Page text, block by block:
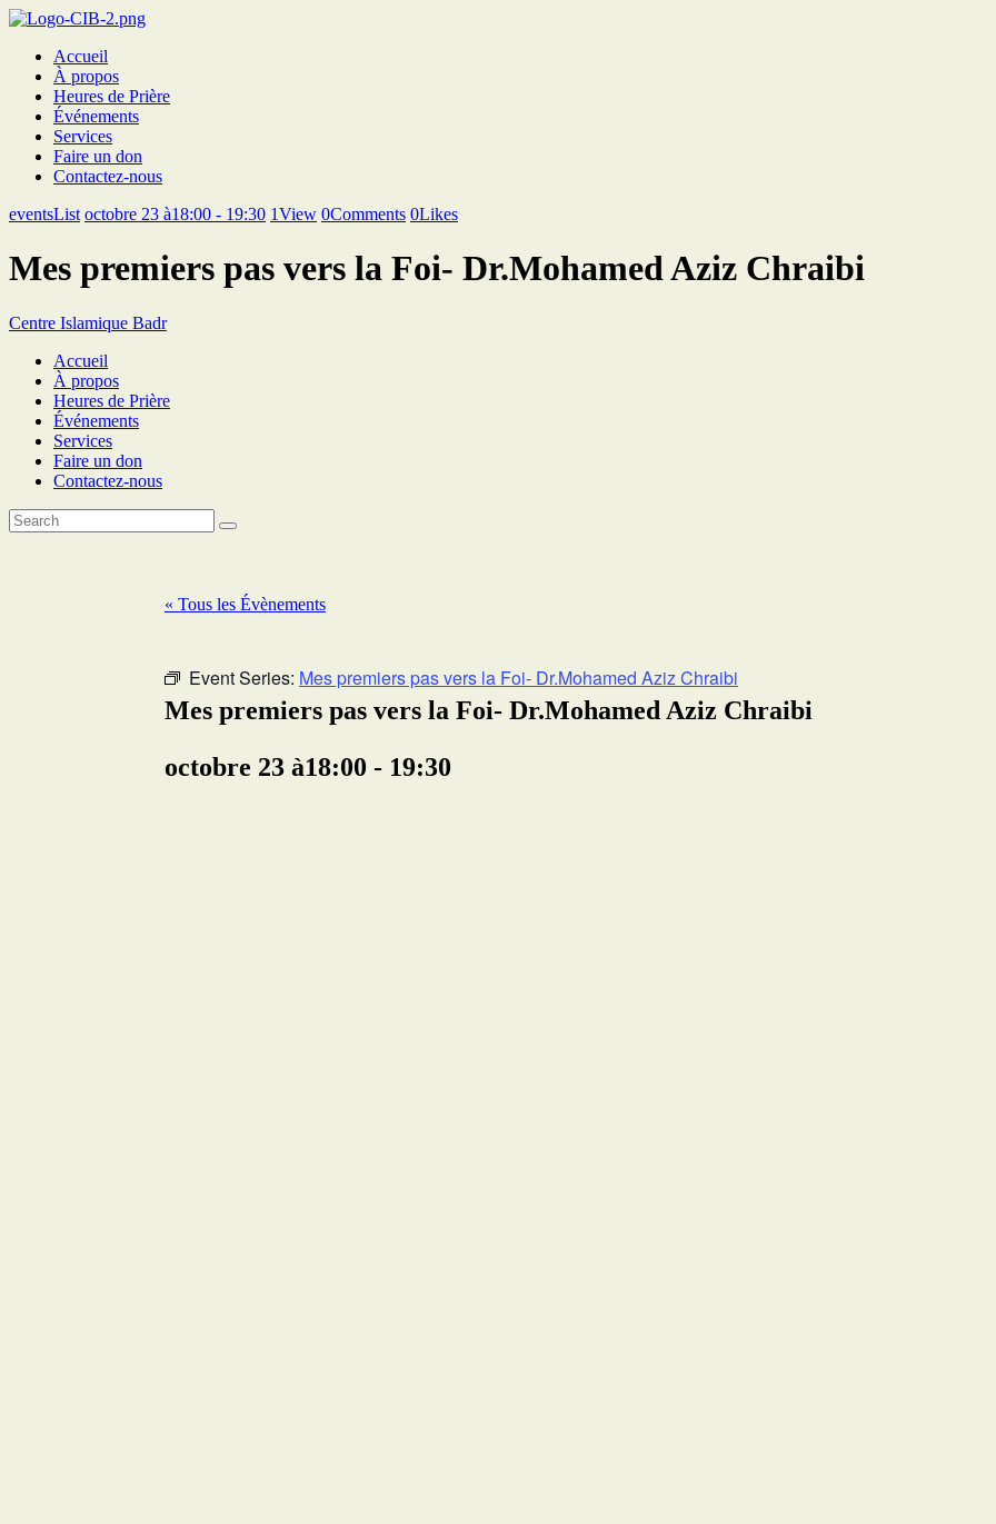
Accueil
À propos
Heures de Prière
Événements
Services
Faire un don
Contactez-nous
eventsList octobre 23 à18:00 - 19:30 1View 0Comments 0Likes
Mes premiers pas vers la Foi- Dr.Mohamed Aziz Chraibi
Centre Islamique Badr
Accueil
À propos
Heures de Prière
Événements
Services
Faire un don
Contactez-nous
« Tous les Évènements
Event Series: Mes premiers pas vers la Foi- Dr.Mohamed Aziz Chraibi
Mes premiers pas vers la Foi- Dr.Mohamed Aziz Chraibi
octobre 23 à18:00 - 19:30